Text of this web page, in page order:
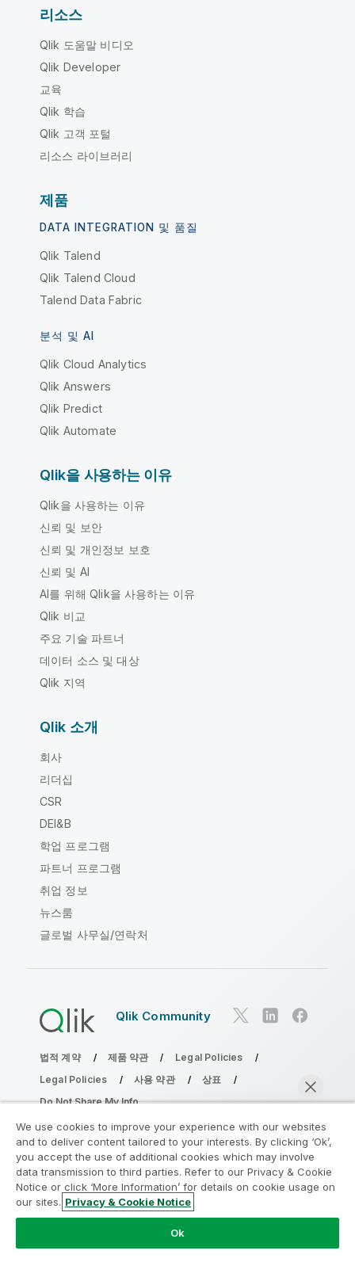
리소스
Qlik 도움말 비디오
Qlik Developer
교육
Qlik 학습
Qlik 고객 포털
리소스 라이브러리
제품
DATA INTEGRATION 및 품질
Qlik Talend
Qlik Talend Cloud
Talend Data Fabric
분석 및 AI
Qlik Cloud Analytics
Qlik Answers
Qlik Predict
Qlik Automate
Qlik을 사용하는 이유
Qlik을 사용하는 이유
신뢰 및 보안
신뢰 및 개인정보 보호
신뢰 및 AI
AI를 위해 Qlik을 사용하는 이유
Qlik 비교
주요 기술 파트너
데이터 소스 및 대상
Qlik 지역
Qlik 소개
회사
리더십
CSR
DEI&B
학업 프로그램
파트너 프로그램
취업 정보
뉴스룸
글로벌 사무실/연락처
Qlik Community
법적 계약 제품 약관
Legal Policies
Legal Policies
사용 약관
상표
Do Not Share My Info
Copyright © 1993-2026 QlikTech International AB. 무단 전재
및 복제를 금합니다.
분석 현대화 프로그램에 참여
분석 현대화 프로그램으로 귀중한 QlikView 앱을 손상시키지
않고 현대화하십시오.
We use cookies to improve your experience with our websites
and to deliver content tailored to your interests. By clicking ‘Ok’,
you accept the use of additional cookies which may involve
data transmission to third parties. Refer to our Privacy & Cookie
Notice or click ‘More Information’ for details on cookie usage on
our sites. Privacy & Cookie Notice
Ok